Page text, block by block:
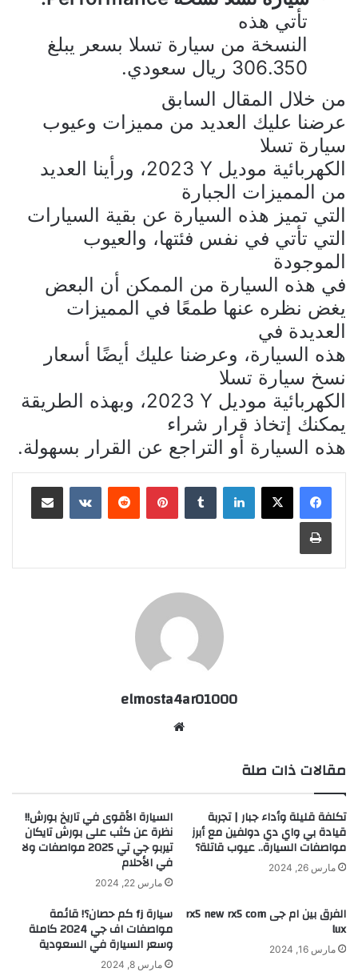
تأتي هذه
النسخة من سيارة تسلا بسعر يبلغ
306.350 ريال سعودي.
من خلال المقال السابق
عرضنا عليك العديد من مميزات وعيوب
سيارة تسلا
الكهربائية موديل Y
2023، ورأينا العديد
من المميزات الجبارة
التي تميز هذه السيارة عن بقية السيارات
التي تأتي في نفس فئتها، والعيوب
الموجودة
في هذه السيارة من الممكن أن البعض
يغض نظره عنها طمعًا في المميزات
العديدة في
هذه السيارة، وعرضنا عليك أيضًا أسعار
نسخ سيارة تسلا
الكهربائية موديل Y
2023، وبهذه الطريقة
يمكنك إتخاذ قرار شراء
هذه السيارة أو التراجع عن القرار بسهولة.
لينكدإن بينتيريست مشاركة عبر البريد
طباعة
elmosta4ar01000
مقالات ذات صلة
تكلفة قليلة وأداء جبار | تجربة
قيادة بي واي دي دولفين مع أبرز
مواصفات السيارة.. عيوب قاتلة؟
مارس 26, 2024
السيارة الأقوى في تاريخ بورش!!
نظرة عن كثب على بورش تايكان
تيربو جي تي 2025 مواصفات ولا
في الأحلام
مارس 22, 2024
الفرق بين ام جى rx5 new rx5 com
lux
مارس 16, 2024
سيارة fj كم حصان؟! قائمة
مواصفات اف جي 2024 كاملة
وسعر السيارة في السعودية
مارس 8, 2024